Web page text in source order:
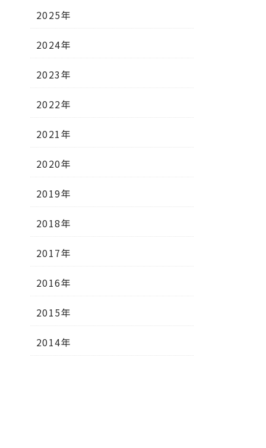
2025年
2024年
2023年
2022年
2021年
2020年
2019年
2018年
2017年
2016年
2015年
2014年